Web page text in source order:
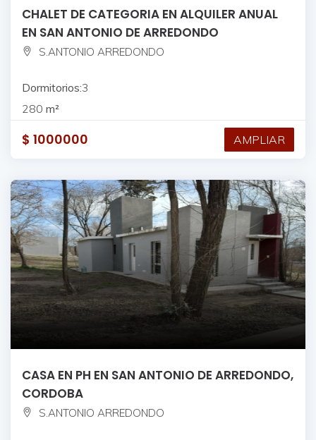
CHALET DE CATEGORIA EN ALQUILER ANUAL
EN SAN ANTONIO DE ARREDONDO
S.ANTONIO ARREDONDO
Dormitorios:3
280 m²
$ 1000000 AMPLIAR
CASA EN PH EN SAN ANTONIO DE ARREDONDO,
CORDOBA
S.ANTONIO ARREDONDO